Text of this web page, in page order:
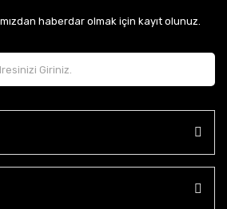
haberdar olmak için kayıt olunuz.